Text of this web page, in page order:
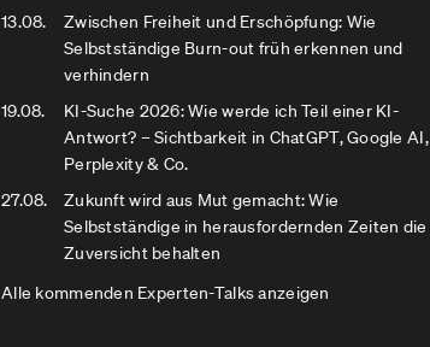
13.08.
Zwischen Freiheit und Erschöpfung: Wie
Selbstständige Burn-out früh erkennen und
verhindern
19.08.
KI-Suche 2026: Wie werde ich Teil einer KI-
Antwort? – Sichtbarkeit in ChatGPT, Google AI,
Perplexity & Co.
27.08.
Zukunft wird aus Mut gemacht: Wie
Selbstständige in herausfordernden Zeiten die
Zuversicht behalten
Alle kommenden Experten-Talks anzeigen